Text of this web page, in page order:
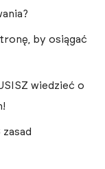
by osiągać
wiedzieć o